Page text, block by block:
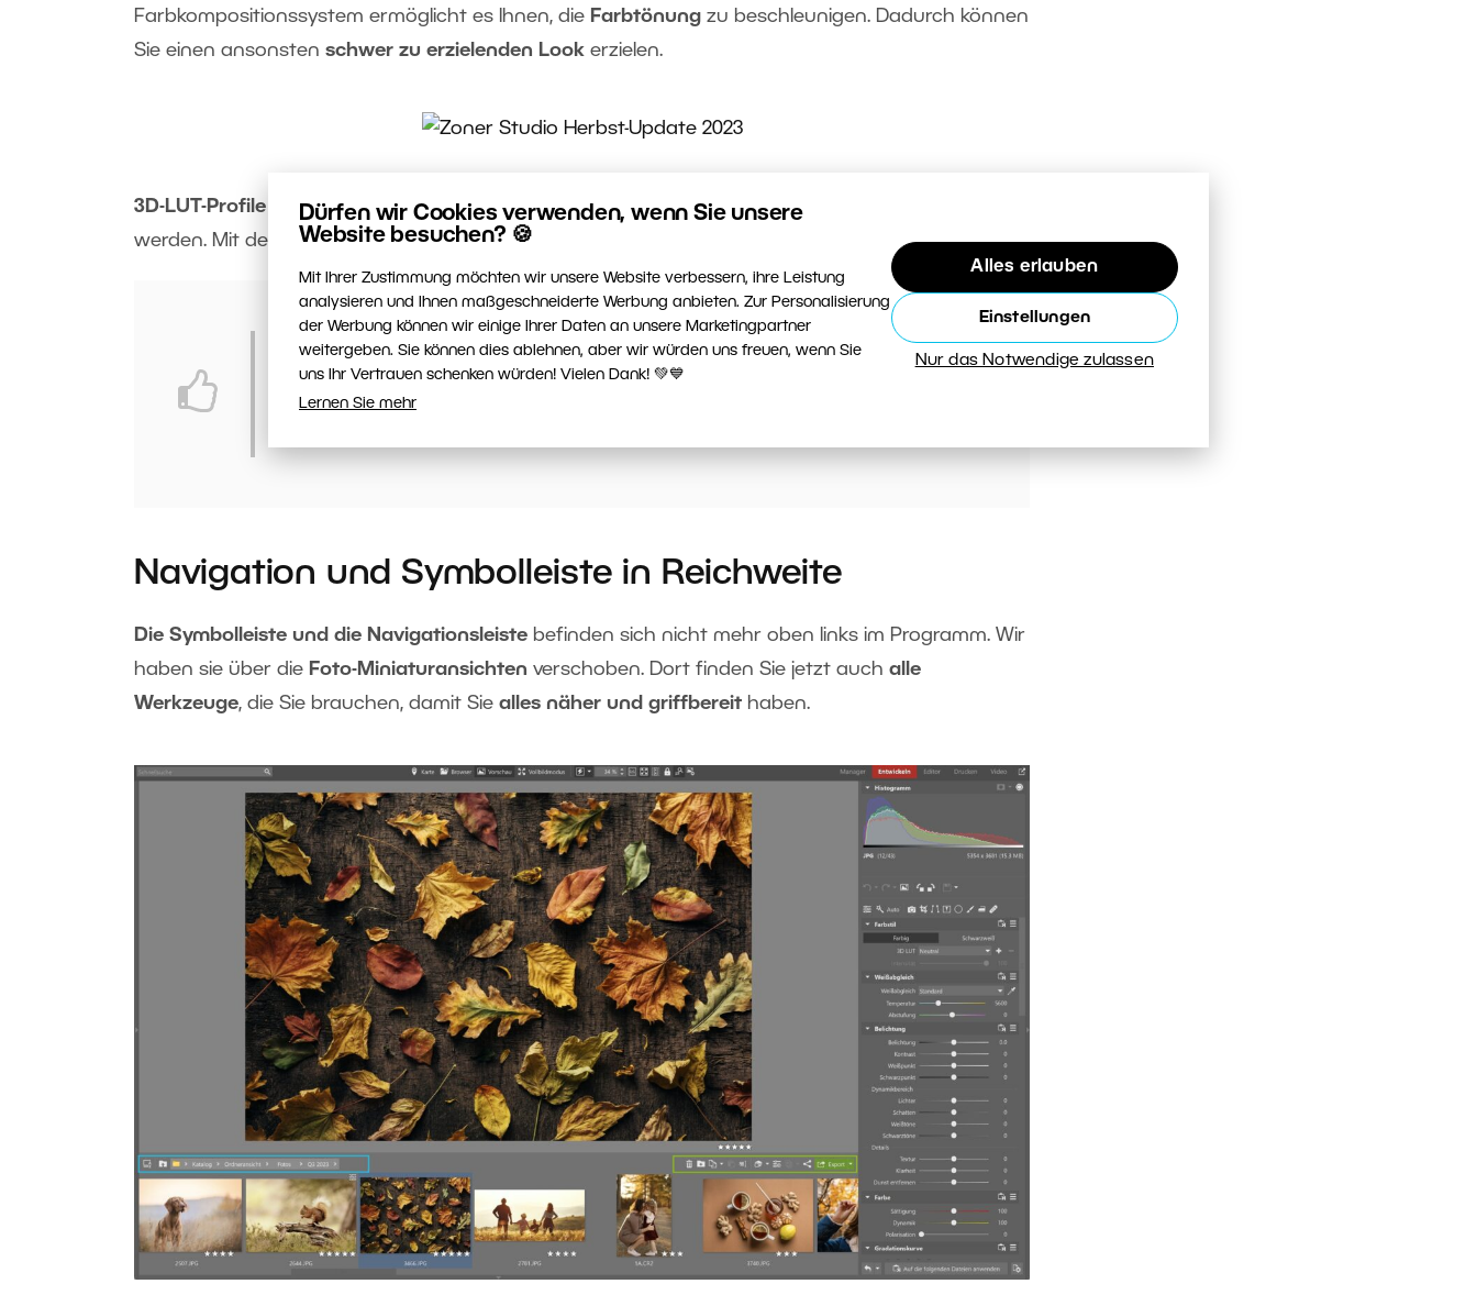
Dürfen wir Cookies verwenden, wenn Sie unsere
Website besuchen? 🍪
Mit Ihrer Zustimmung möchten wir unsere Website verbessern, ihre Leistung
analysieren und Ihnen maßgeschneiderte Werbung anbieten. Zur Personalisierung
der Werbung können wir einige Ihrer Daten an unsere Marketingpartner
weitergeben. Sie können dies ablehnen, aber wir würden uns freuen, wenn Sie
uns Ihr Vertrauen schenken würden! Vielen Dank! 💚💙
Lernen Sie mehr
Alles erlauben
Einstellungen
Nur das Notwendige zulassen
Farbkompositionssystem ermöglicht es Ihnen, die Farbtönung zu beschleunigen. Dadurch können
Sie einen ansonsten schwer zu erzielenden Look erzielen.
3D-LUT-Profile können einfach aus dem Internet bezogen undin das Programm importiert
werden. Mit den einfachen Steuerelementen können Sie die Effektintensität des Fotos einstellen.
Durch die Einstellung des LUT-Profils werden die Werte der einzelnen
Navigation und Symbolleiste in Reichweite
Die Symbolleiste und die Navigationsleiste befinden sich nicht mehr oben links im Programm. Wir
haben sie über die Foto-Miniaturansichten verschoben. Dort finden Sie jetzt auch alle
Werkzeuge, die Sie brauchen, damit Sie alles näher und griffbereit haben.